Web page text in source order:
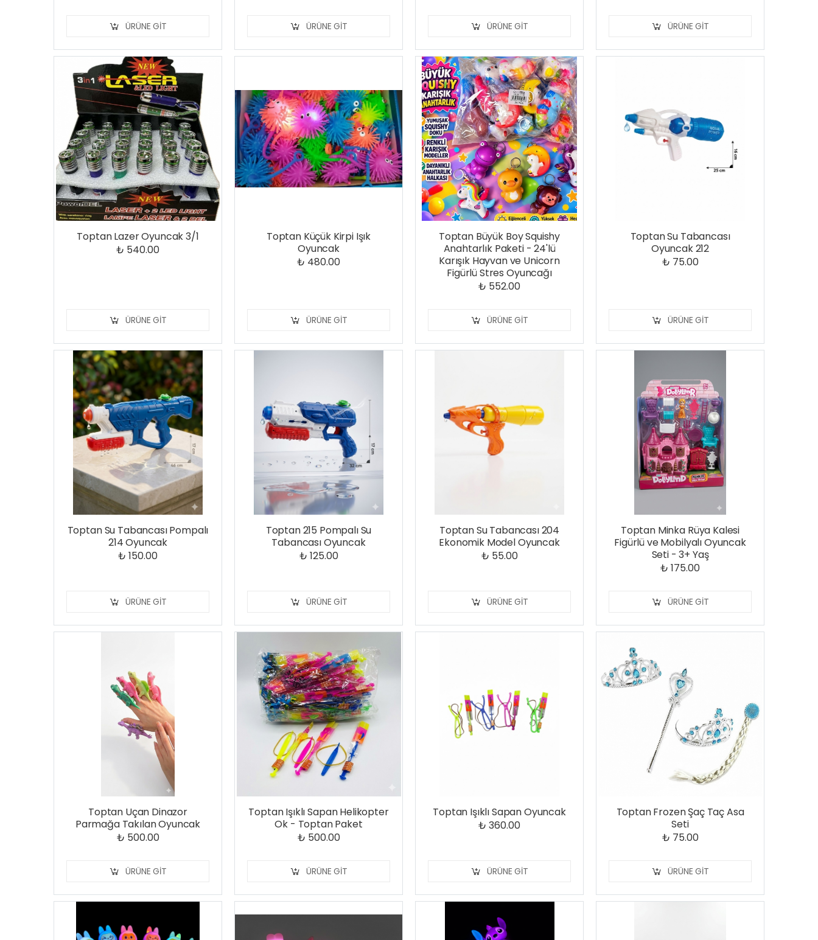
ÜRÜNE GIT ÜRÜNE GIT ÜRÜNE GIT ÜRÜNE GIT
Toptan Lazer Oyuncak 3/1
₺ 540.00
ÜRÜNE GIT
Toptan Küçük Kirpi Işık
Oyuncak
₺ 480.00
ÜRÜNE GIT
Toptan Büyük Boy Squishy
Anahtarlık Paketi - 24'lü
Karışık Hayvan ve Unicorn
Figürlü Stres Oyuncağı
₺ 552.00
ÜRÜNE GIT
Toptan Su Tabancası
Oyuncak 212
₺ 75.00
ÜRÜNE GIT
Toptan Su Tabancası Pompalı
214 Oyuncak
₺ 150.00
ÜRÜNE GIT
Toptan 215 Pompalı Su
Tabancası Oyuncak
₺ 125.00
ÜRÜNE GIT
Toptan Su Tabancası 204
Ekonomik Model Oyuncak
₺ 55.00
ÜRÜNE GIT
Toptan Minka Rüya Kalesi
Figürlü ve Mobilyalı Oyuncak
Seti - 3+ Yaş
₺ 175.00
ÜRÜNE GIT
Toptan Uçan Dinazor
Parmağa Takılan Oyuncak
₺ 500.00
ÜRÜNE GIT
Toptan Işıklı Sapan Helikopter
Ok - Toptan Paket
₺ 500.00
ÜRÜNE GIT
Toptan Işıklı Sapan Oyuncak
₺ 360.00
ÜRÜNE GIT
Toptan Frozen Şaç Taç Asa
Seti
₺ 75.00
ÜRÜNE GIT